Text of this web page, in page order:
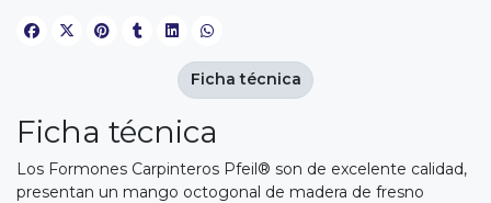
Ficha técnica
Los Formones Carpinteros Pfeil® son de excelente calidad,
presentan un mango octogonal de madera de fresno
Ficha técnica